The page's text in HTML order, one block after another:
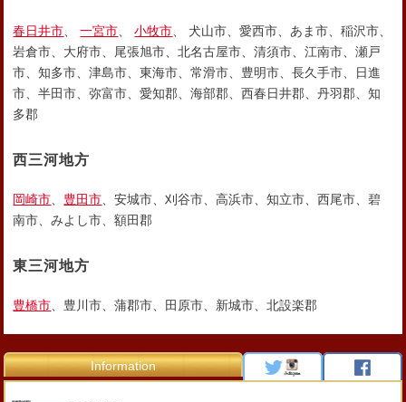
春日井市 、一宮市 、小牧市 、 犬山市、愛西市、あま市、稲沢市、
岩倉市、大府市、尾張旭市、北名古屋市、清須市、江南市、瀬戸
市、知多市、津島市、東海市、常滑市、豊明市、長久手市、日進
市、半田市、弥富市、愛知郡、海部郡、西春日井郡、丹羽郡、知
多郡
西三河地方
岡崎市 豊田市 、安城市、刈谷市、高浜市、知立市、西尾市、碧
南市、みよし市、額田郡
東三河地方
豊橋市 、豊川市、蒲郡市、田原市、新城市、北設楽郡
Information